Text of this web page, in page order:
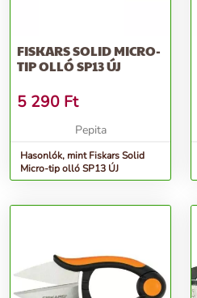
FISKARS SOLID MICRO-
TIP OLLÓ SP13 ÚJ
5 290 Ft
Pepita
Hasonlók, mint Fiskars Solid
Micro-tip olló SP13 ÚJ